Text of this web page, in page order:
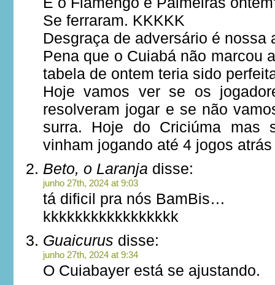
Se ferraram. KKKKK
Desgraça de adversário é nossa
Pena que o Cuiabá não marcou
tabela de ontem teria sido
Hoje vamos ver se os
resolveram jogar e se não
surra. Hoje do Criciúma mas
vinham jogando até 4 jogos
Beto, o Laranja disse:
junho 27th, 2024 at 9:03
tá dificil pra nós BamBis…
kkkkkkkkkkkkkkkkk
Guaicurus disse:
junho 27th, 2024 at 9:34
O Cuiabayer está se ajustando.